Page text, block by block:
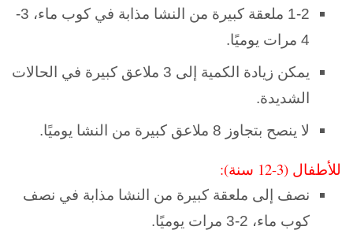
1-2 ملعقة كبيرة من النشا مذابة في كوب ماء، 3-
4 مرات يوميًا.
يمكن زيادة الكمية إلى 3 ملاعق كبيرة في الحالات
الشديدة.
لا ينصح بتجاوز 8 ملاعق كبيرة من النشا يوميًا.
للأطفال (3-12 سنة):
نصف إلى ملعقة كبيرة من النشا مذابة في نصف
كوب ماء، 2-3 مرات يوميًا.